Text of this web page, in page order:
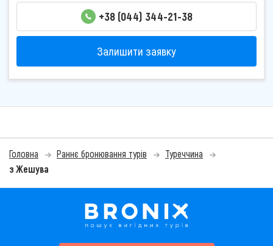
+38 (044) 344-21-38
Залишити заявку
Головна Раннє бронювання турів
Туреччина
з Жешува